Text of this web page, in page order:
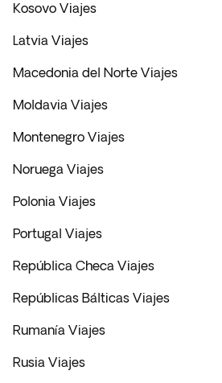
Kosovo Viajes
Latvia Viajes
Macedonia del Norte Viajes
Moldavia Viajes
Montenegro Viajes
Noruega Viajes
Polonia Viajes
Portugal Viajes
República Checa Viajes
Repúblicas Bálticas Viajes
Rumanía Viajes
Rusia Viajes